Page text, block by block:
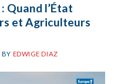
Quand l’État
et Agriculteurs
BY EDWIGE DIAZ